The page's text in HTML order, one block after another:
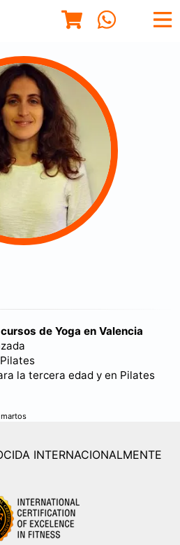
de Yoga en Valencia
la tercera edad y en Pilates
INTERNACIONALMENTE